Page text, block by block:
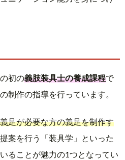
初の義肢装具士の養成課程で
制作の指導を行っています。
義足が必要な方の義足を制作す
案を行う「装具学」といった
ることが魅力の1つとなってい